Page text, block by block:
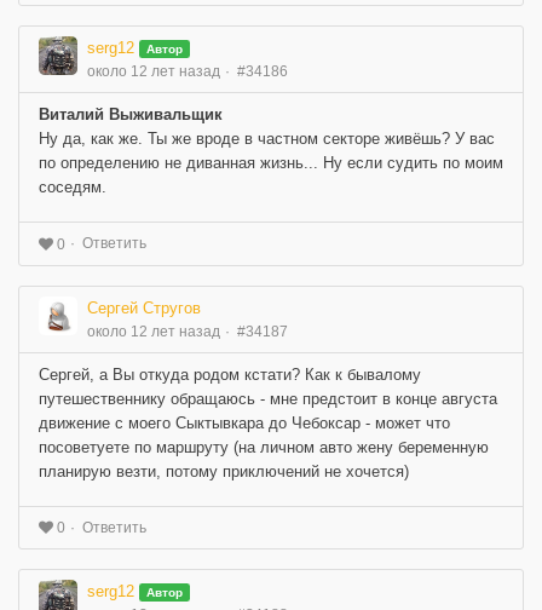
serg12 Автор
около 12 лет назад #34186
Виталий Выживальщик
Ну да, как же. Ты же вроде в частном секторе живёшь? У вас
по определению не диванная жизнь... Ну если судить по моим
соседям.
0 Ответить
Сергей Стругов
около 12 лет назад #34187
Сергей, а Вы откуда родом кстати? Как к бывалому
путешественнику обращаюсь - мне предстоит в конце августа
движение с моего Сыктывкара до Чебоксар - может что
посоветуете по маршруту (на личном авто жену беременную
планирую везти, потому приключений не хочется)
0 Ответить
serg12 Автор